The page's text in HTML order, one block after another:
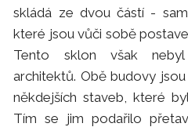
skládá ze dvou částí -
které jsou vůči sobě
Tento sklon však nebyl
architektů. Obě budovy
někdejších staveb, které
Tím se jim podařilo